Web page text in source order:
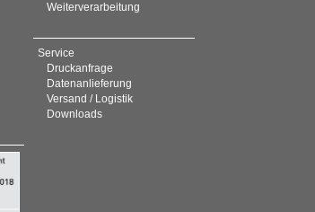
Weiterverarbeitung
Service
Druckanfrage
Datenanlieferung
Versand / Logistik
Downloads